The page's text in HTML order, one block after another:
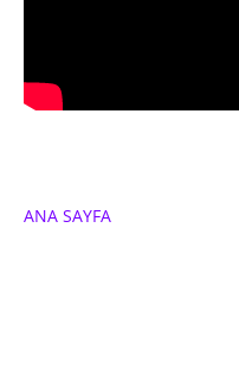
ANA SAYFA